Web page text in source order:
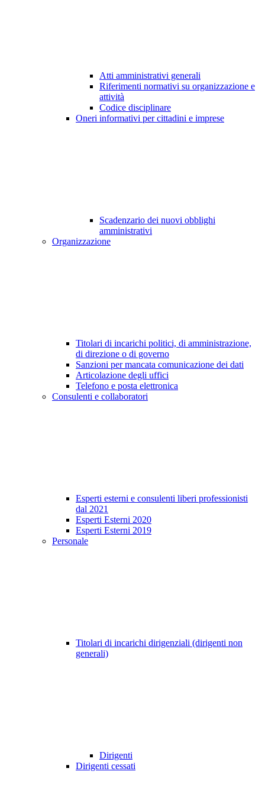
Atti amministrativi generali
Riferimenti normativi su organizzazione e
attività
Codice disciplinare
Oneri informativi per cittadini e imprese
Scadenzario dei nuovi obblighi
amministrativi
Organizzazione
Titolari di incarichi politici, di amministrazione,
di direzione o di governo
Sanzioni per mancata comunicazione dei dati
Articolazione degli uffici
Telefono e posta elettronica
Consulenti e collaboratori
Esperti esterni e consulenti liberi professionisti
dal 2021
Esperti Esterni 2020
Esperti Esterni 2019
Personale
Titolari di incarichi dirigenziali (dirigenti non
generali)
Dirigenti
Dirigenti cessati